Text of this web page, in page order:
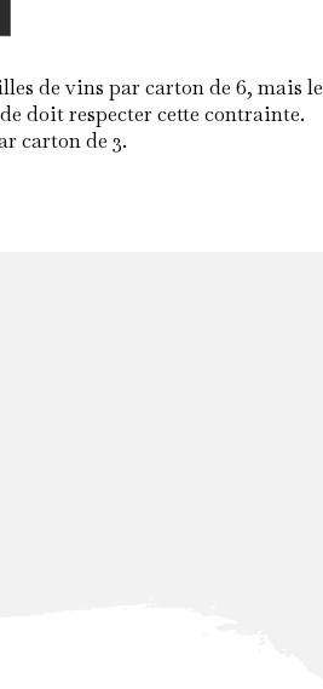
de vins par carton de 6, mais le
doit respecter cette contrainte.
carton de 3.